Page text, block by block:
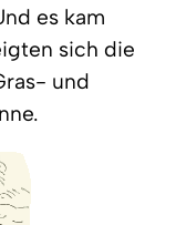
es kam
sich die
und